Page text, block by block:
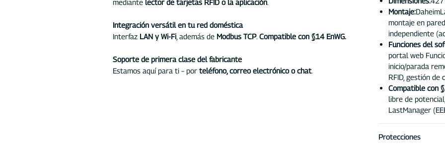
mediante lector de tarjetas RFID o la aplicación.
Integración versátil en tu red doméstica
Interfaz LAN y Wi-Fi , además de Modbus TCP. Compatible con §14 EnWG.
Soporte de primera clase del fabricante
Estamos aquí para ti – por teléfono, correo electrónico o chat.
Montaje:
montaje en
independiente
Funciones del
portal web
inicio/parada
RFID, gestión de
Compatible con
libre de
LastManager
Protecciones